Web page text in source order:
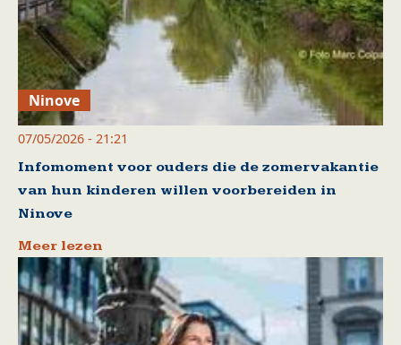
Ninove
07/05/2026 - 21:21
Infomoment voor ouders die de zomervakantie
van hun kinderen willen voorbereiden in
Ninove
Meer lezen